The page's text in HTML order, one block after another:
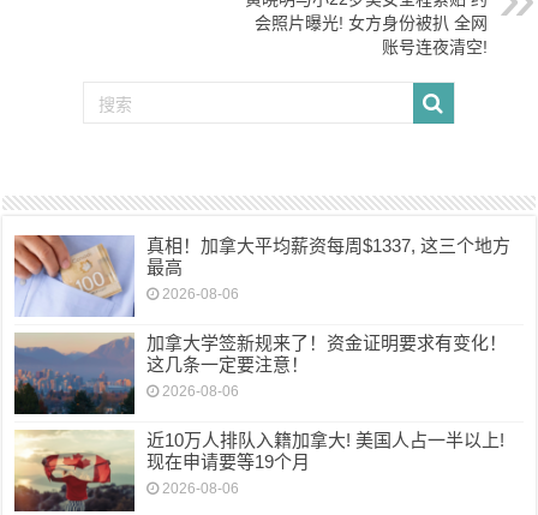
会照片曝光! 女方身份被扒 全网
账号连夜清空!
真相！加拿大平均薪资每周$1337, 这三个地方
最高
2026-08-06
加拿大学签新规来了！资金证明要求有变化！
这几条一定要注意！
2026-08-06
近10万人排队入籍加拿大! 美国人占一半以上!
现在申请要等19个月
2026-08-06